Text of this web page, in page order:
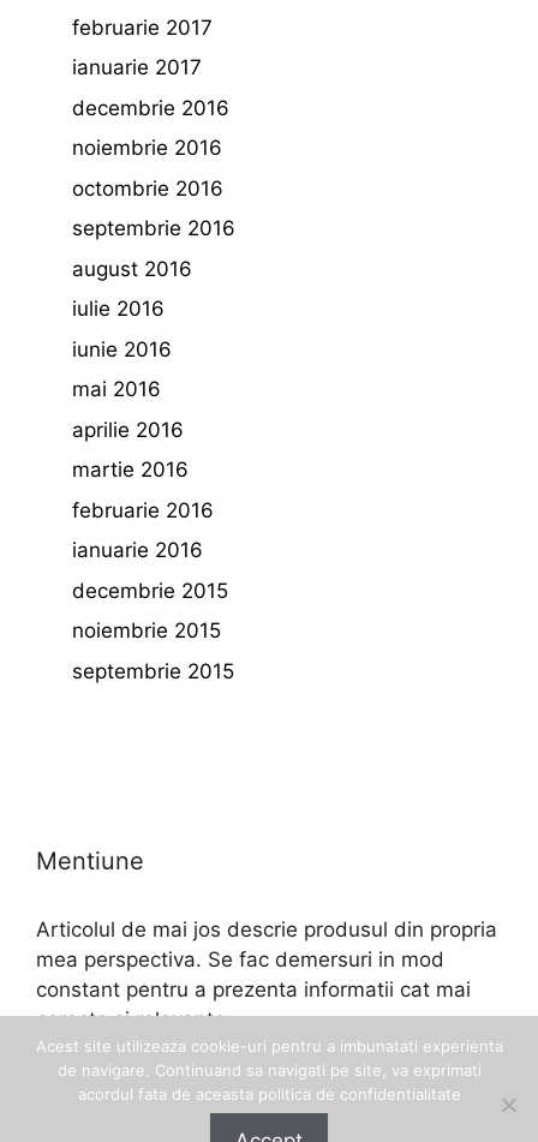
februarie 2017
ianuarie 2017
decembrie 2016
noiembrie 2016
octombrie 2016
septembrie 2016
august 2016
iulie 2016
iunie 2016
mai 2016
aprilie 2016
martie 2016
februarie 2016
ianuarie 2016
decembrie 2015
noiembrie 2015
septembrie 2015
Mentiune
Articolul de mai jos descrie produsul din propria
mea perspectiva. Se fac demersuri in mod
constant pentru a prezenta informatii cat mai
corecte si relevante.
Acest site utilizeaza cookie-uri pentru a imbunatati experienta
de navigare. Continuand sa navigati pe site, va exprimati
acordul fata de aceasta politica de confidentialitate